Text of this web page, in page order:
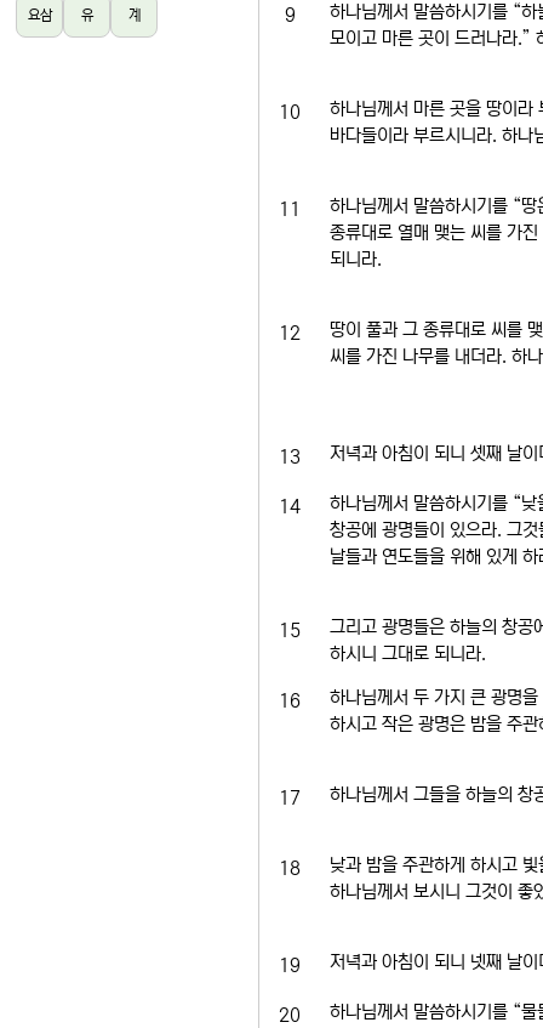
9
하나님께서 말씀하시기를 “
모이고 마른 곳이 드러나라.”
10
하나님께서 마른 곳을 땅이라
바다들이라 부르시니라. 하나
11
하나님께서 말씀하시기를 “
종류대로 열매 맺는 씨를 가
되니라.
12
땅이 풀과 그 종류대로 씨를
씨를 가진 나무를 내더라. 하
13 저녁과 아침이 되니 셋째 날이
14
하나님께서 말씀하시기를 “
창공에 광명들이 있으라. 그
날들과 연도들을 위해 있게 하
15
그리고 광명들은 하늘의 창공
하시니 그대로 되니라.
16
하나님께서 두 가지 큰 광명
하시고 작은 광명은 밤을 주
17 하나님께서 그들을 하늘의 창
18
낮과 밤을 주관하게 하시고
하나님께서 보시니 그것이 좋
19 저녁과 아침이 되니 넷째 날이
20
하나님께서 말씀하시기를 “
요삼 유 계